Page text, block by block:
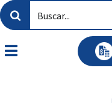
Skip
to
Search
for:
Toggle